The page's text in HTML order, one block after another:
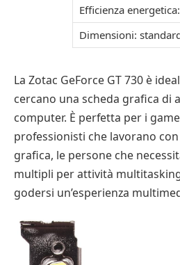
Efficienza
Dimensioni:
La Zotac GeForce GT 730 è
cercano una scheda grafica di
computer. È perfetta per i
professionisti che lavorano
grafica, le persone che
multipli per attività
godersi un’esperienza